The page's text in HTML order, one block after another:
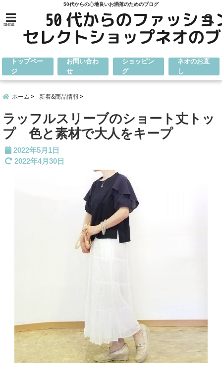
50代からの心地良いお洒落のためのブログ
menu
トップペー
ジ
お問い合わ
せ
ショッピン
グ
ネオのお直
し
ホーム 新着&商品情報
ラッフルスリーブのショート丈トッ
プ 色と素材で大人をキープ
2022年5月1日
2022年4月30日